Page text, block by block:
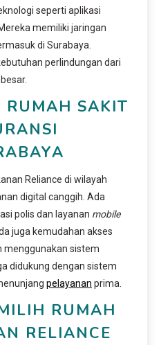
seperti aplikasi
memiliki jaringan
di Surabaya.
perlindungan dari
RUMAH SAKIT
Reliance di wilayah
digital canggih. Ada
polis dan layanan mobile
juga kemudahan akses
menggunakan sistem
didukung dengan sistem
pelayanan prima.
RUMAH
RELIANCE